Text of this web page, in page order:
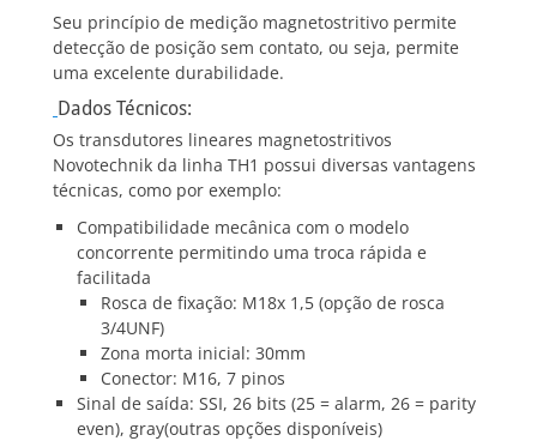
Seu princípio de medição magnetostritivo permite
detecção de posição sem contato, ou seja, permite
uma excelente durabilidade.
Dados Técnicos:
Os transdutores lineares magnetostritivos
Novotechnik da linha TH1 possui diversas vantagens
técnicas, como por exemplo:
Compatibilidade mecânica com o modelo
concorrente permitindo uma troca rápida e
facilitada
Rosca de fixação: M18x 1,5 (opção de rosca
3/4UNF)
Zona morta inicial: 30mm
Conector: M16, 7 pinos
Sinal de saída: SSI, 26 bits (25 = alarm, 26 = parity
even), gray(outras opções disponíveis)